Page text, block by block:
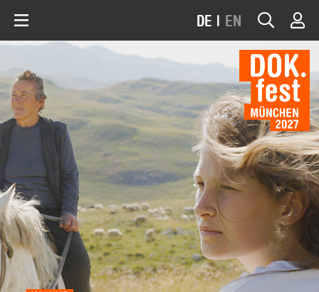
DE | EN